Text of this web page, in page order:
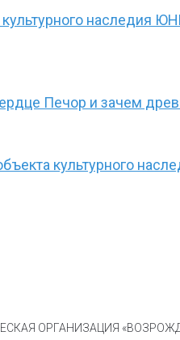
наследия
Печор и зачем
культурного
ОРГАНИЗАЦИЯ